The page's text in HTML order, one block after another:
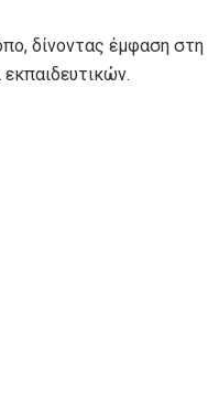
δίνοντας έμφαση στη